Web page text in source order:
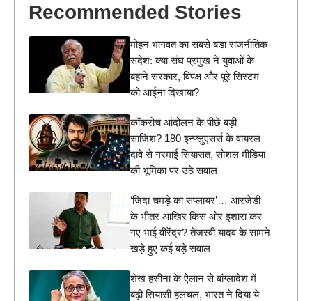
Recommended Stories
मोहन भागवत का सबसे बड़ा राजनीतिक
संदेश: क्या संघ प्रमुख ने युवाओं के
बहाने सरकार, विपक्ष और पूरे सिस्टम
को आईना दिखाया?
कॉकरोच आंदोलन के पीछे बड़ी
साजिश? 180 इन्फ्लुएंसर्स के वायरल
दावे से गरमाई सियासत, सोशल मीडिया
की भूमिका पर उठे सवाल
‘जिंदा चमड़े का सप्लायर’… आरजेडी
के भीतर आखिर किस ओर इशारा कर
गए भाई वीरेंद्र? तेजस्वी यादव के सामने
खड़े हुए कई बड़े सवाल
शेख हसीना के ऐलान से बांग्लादेश में
बढ़ी सियासी हलचल, भारत ने दिया ये